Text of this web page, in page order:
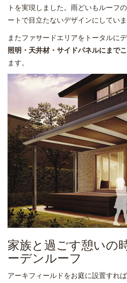
トを実現しました。雨どいもルーフ
ートで目立たないデザインにしていま
またファサードエリアをトータルに
照明・天井材・サイドパネルにまで
ます。
家族と過ごす憩いの
ーデンルーフ
アーキフィールドをお庭に設置すれ